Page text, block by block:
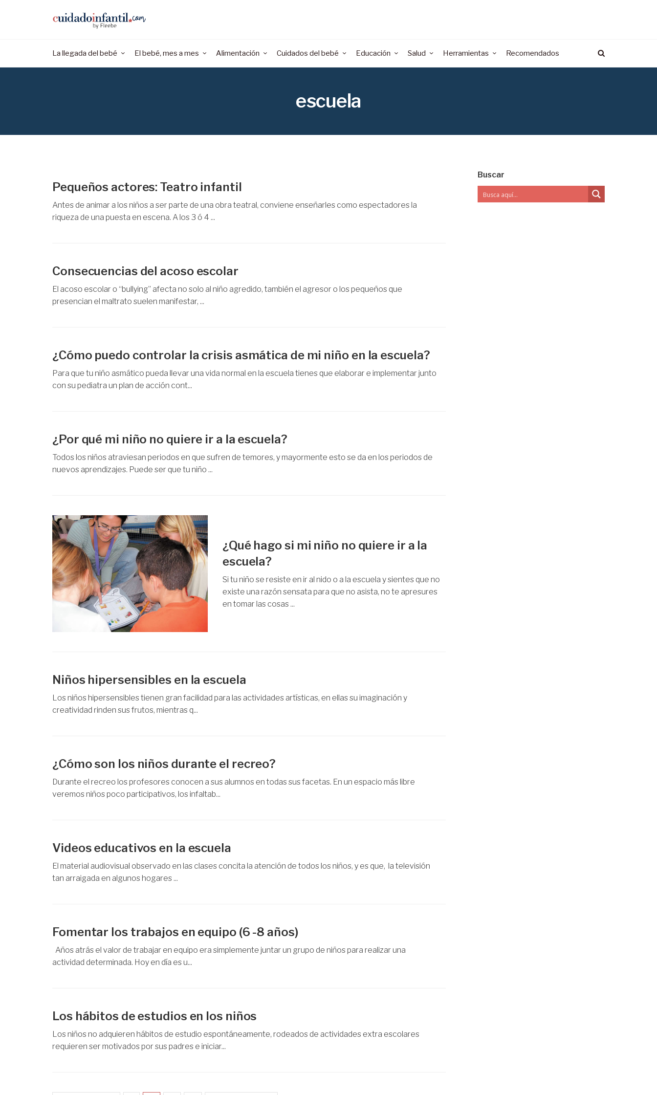
La llegada del bebé El bebé, mes a mes Alimentación Cuidados del bebé Educación Salud Herramientas Recomendados
escuela
Pequeños actores: Teatro infantil
Antes de animar a los niños a ser parte de una obra teatral, conviene enseñarles como espectadores la
riqueza de una puesta en escena. A los 3 ó 4 ...
Consecuencias del acoso escolar
El acoso escolar o “bullying” afecta no solo al niño agredido, también el agresor o los pequeños que
presencian el maltrato suelen manifestar, ...
¿Cómo puedo controlar la crisis asmática de mi niño en la escuela?
Para que tu niño asmático pueda llevar una vida normal en la escuela tienes que elaborar e implementar junto
con su pediatra un plan de acción cont...
¿Por qué mi niño no quiere ir a la escuela?
Todos los niños atraviesan periodos en que sufren de temores, y mayormente esto se da en los periodos de
nuevos aprendizajes. Puede ser que tu niño ...
¿Qué hago si mi niño no quiere ir a la
escuela?
Si tu niño se resiste en ir al nido o a la escuela y sientes que no
existe una razón sensata para que no asista, no te apresures
en tomar las cosas ...
Niños hipersensibles en la escuela
Los niños hipersensibles tienen gran facilidad para las actividades artísticas, en ellas su imaginación y
creatividad rinden sus frutos, mientras q...
¿Cómo son los niños durante el recreo?
Durante el recreo los profesores conocen a sus alumnos en todas sus facetas. En un espacio más libre
veremos niños poco participativos, los infaltab...
Videos educativos en la escuela
El material audiovisual observado en las clases concita la atención de todos los niños, y es que, la televisión
tan arraigada en algunos hogares ...
Fomentar los trabajos en equipo (6 -8 años)
Años atrás el valor de trabajar en equipo era simplemente juntar un grupo de niños para realizar una
actividad determinada. Hoy en día es u...
Los hábitos de estudios en los niños
Los niños no adquieren hábitos de estudio espontáneamente, rodeados de actividades extra escolares
requieren ser motivados por sus padres e iniciar...
Buscar